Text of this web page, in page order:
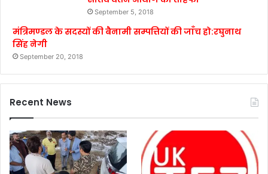
September 5, 2018
मंत्रिमण्डल के सदस्यों की बैनामी सम्पत्तियों की जाँच हो:रघुनाथ
सिंह नेगी
September 20, 2018
Recent News